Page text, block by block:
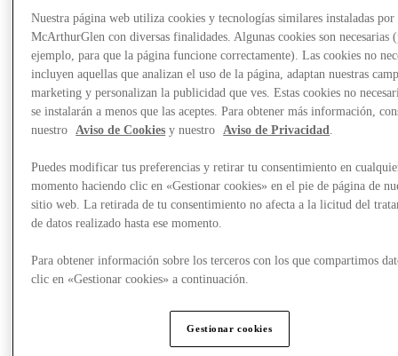
Tiendas
Ofertas
Visita
¿Qué pasa?
Comer y beber
Tarjetas regalo
Servicios
Nuestra página web utiliza cookies y tecnologías similares instaladas por
McArthurGlen con diversas finalidades. Algunas cookies son necesarias
ejemplo, para que la página funcione correctamente). Las cookies no
incluyen aquellas que analizan el uso de la página, adaptan nuestras
marketing y personalizan la publicidad que ves. Estas cookies no
se instalarán a menos que las aceptes. Para obtener más información,
nuestro
Aviso de Cookies y nuestro Aviso de Privacidad.
Puedes modificar tus preferencias y retirar tu consentimiento en
momento haciendo clic en «Gestionar cookies» en el pie de página de
sitio web. La retirada de tu consentimiento no afecta a la licitud del
de datos realizado hasta ese momento.
Para obtener información sobre los terceros con los que compartimos
clic en «Gestionar cookies» a continuación.
Gestionar cookies